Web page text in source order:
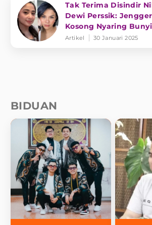
Tak Terima Disindir
Dewi Perssik:
Kosong Nyaring
Artikel 30 Januari 2025
BIDUAN